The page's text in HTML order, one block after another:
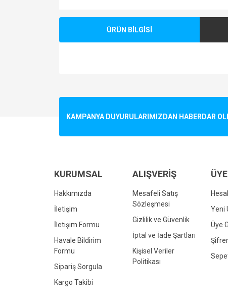
ÜRÜN BİLGİSİ
Ürün resmi kalitesiz, bozuk veya
Bu ürüne benzer farklı alternatifler olmalı.
KAMPANYA DUYURULARIMIZDAN HABERDAR
KURUMSAL
Hakkımızda
İletişim
İletişim Formu
Havale Bildirim
Formu
Sipariş Sorgula
Kargo Takibi
ALIŞVERİŞ
Mesafeli Satış
Sözleşmesi
Gizlilik ve Güvenlik
İptal ve İade Şartları
Kişisel Veriler
Politikası
Yeni
Üye